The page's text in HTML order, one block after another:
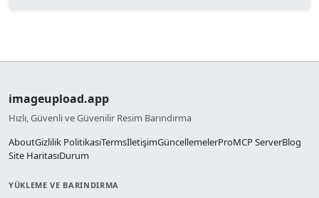
imageupload.app
Hızlı, Güvenli ve Güvenilir Resim Barındırma
AboutGizlilik PolitikasıTermsİletişimGüncellemelerProMCP ServerBlog
Site HaritasıDurum
YÜKLEME VE BARINDIRMA